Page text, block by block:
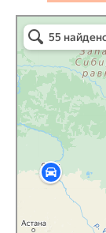
Волоколамск